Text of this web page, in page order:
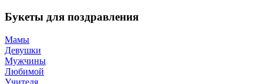
Букеты для поздравления
Мамы
Девушки
Мужчины
Любимой
Учителя